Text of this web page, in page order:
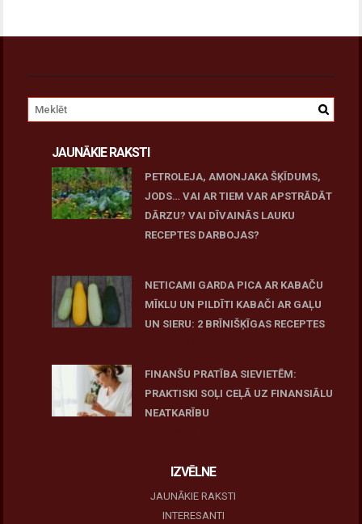
JAUNĀKIE RAKSTI
PETROLEJA, AMONJAKA ŠĶĪDUMS,
JODS… VAI AR TIEM VAR APSTRĀDĀT
DĀRZU? VAI DĪVAINĀS LAUKU
RECEPTES DARBOJAS?
NETICAMI GARDA PICA AR KABAČU
MĪKLU UN PILDĪTI KABAČI AR GAĻU
UN SIERU: 2 BRĪNIŠĶĪGAS RECEPTES
FINANŠU PRATĪBA SIEVIETĒM:
PRAKTISKI SOĻI CEĻĀ UZ FINANSIĀLU
NEATKARĪBU
IZVĒLNE
JAUNĀKIE RAKSTI
INTERESANTI